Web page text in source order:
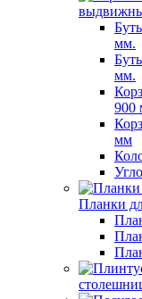
мм.
мм.
900
мм
Планки